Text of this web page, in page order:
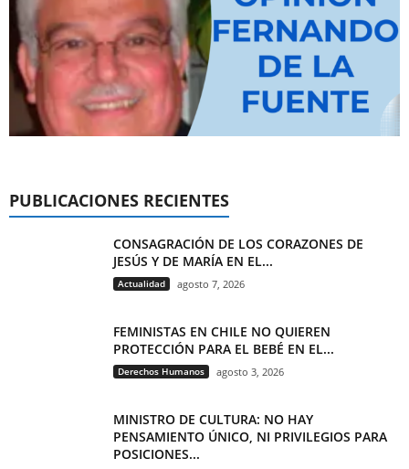
PUBLICACIONES RECIENTES
CONSAGRACIÓN DE LOS CORAZONES DE
JESÚS Y DE MARÍA EN EL...
Actualidad agosto 7, 2026
FEMINISTAS EN CHILE NO QUIEREN
PROTECCIÓN PARA EL BEBÉ EN EL...
Derechos Humanos agosto 3, 2026
MINISTRO DE CULTURA: NO HAY
PENSAMIENTO ÚNICO, NI PRIVILEGIOS PARA
POSICIONES...